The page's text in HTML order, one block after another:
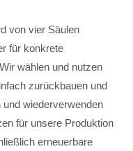
von vier Säulen
für konkrete
wählen und nutzen
zurückbauen und
wiederverwenden
für unsere Produktion
erneuerbare